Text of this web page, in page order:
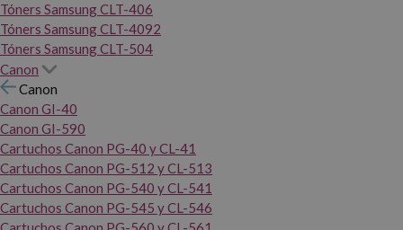
Tóners Samsung CLT-406
Tóners Samsung CLT-4092
Tóners Samsung CLT-504
Canon
Canon
Canon GI-40
Canon GI-590
Cartuchos Canon PG-40 y CL-41
Cartuchos Canon PG-512 y CL-513
Cartuchos Canon PG-540 y CL-541
Cartuchos Canon PG-545 y CL-546